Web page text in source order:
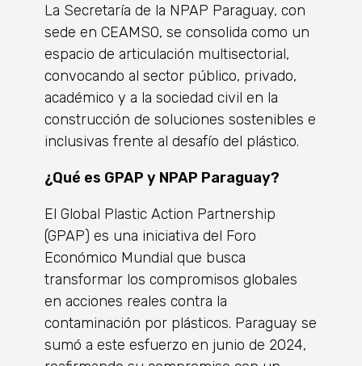
La Secretaría de la NPAP Paraguay, con
sede en CEAMSO, se consolida como un
espacio de articulación multisectorial,
convocando al sector público, privado,
académico y a la sociedad civil en la
construcción de soluciones sostenibles e
inclusivas frente al desafío del plástico.
¿Qué es GPAP y NPAP Paraguay?
El Global Plastic Action Partnership
(GPAP) es una iniciativa del Foro
Económico Mundial que busca
transformar los compromisos globales
en acciones reales contra la
contaminación por plásticos. Paraguay se
sumó a este esfuerzo en junio de 2024,